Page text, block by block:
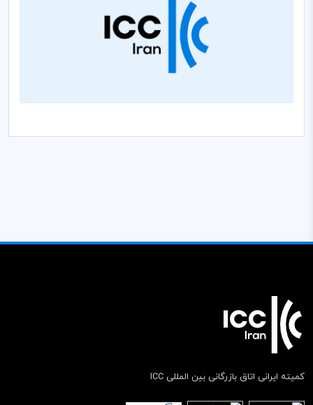
کمیته ایرانی اتاق بازرگانی بین المللی ICC